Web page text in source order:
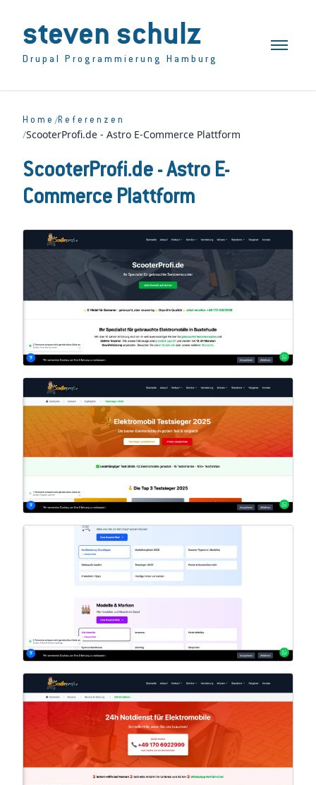
steven schulz
Drupal Programmierung Hamburg
Toggle
Home /Referenzen
/ScooterProfi.de - Astro E-Commerce Plattform
ScooterProfi.de - Astro E-
Commerce Plattform